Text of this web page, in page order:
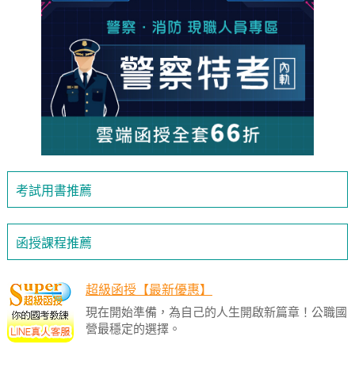
考試用書推薦
函授課程推薦
超級函授【最新優惠】
現在開始準備，為自己的人生開啟新篇章！公職國
營最穩定的選擇。